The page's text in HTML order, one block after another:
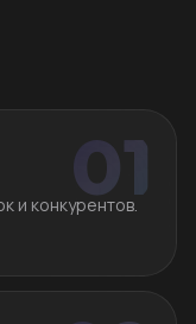
и конкурентов.